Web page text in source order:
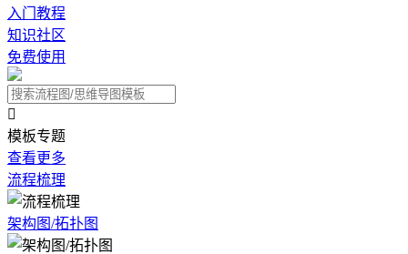
入门教程
知识社区
免费使用

模板专题
查看更多
流程梳理
架构图/拓扑图